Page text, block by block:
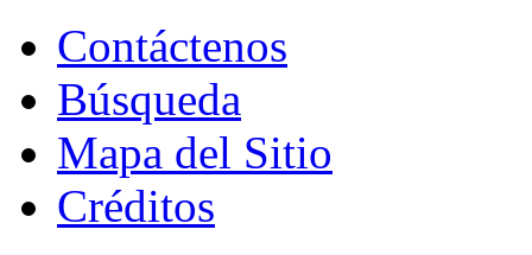
Contáctenos
Búsqueda
Mapa del Sitio
Créditos